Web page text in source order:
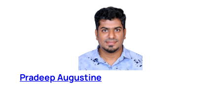
Pradeep Augustine